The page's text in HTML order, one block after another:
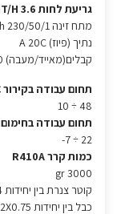
גריעת לחות LIT/H 3.6
מתח זינה Volt/Hz/Ph 230/50/1
נתיך (פיוז) A 20C
קבלים(מאייד/מעבה) 5/10
תחום עבודה בקירור C
48 ÷ 10
תחום עבודה בחימום C
22 ÷ 7-
כמות קרר R410A
gr 3000
קוטר צנרת בין יחידות inch 3/8"-3/4"
כבל בין יחידות mm2 3X2.5 + 2X0.75 **